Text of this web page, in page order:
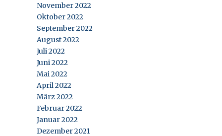
November 2022
Oktober 2022
September 2022
August 2022
Juli 2022
Juni 2022
Mai 2022
April 2022
März 2022
Februar 2022
Januar 2022
Dezember 2021